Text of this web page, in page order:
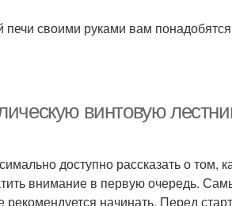
печи своими руками вам
винтовую
доступно рассказать о том,
внимание в первую очередь.
рекомендуется начинать. Перед